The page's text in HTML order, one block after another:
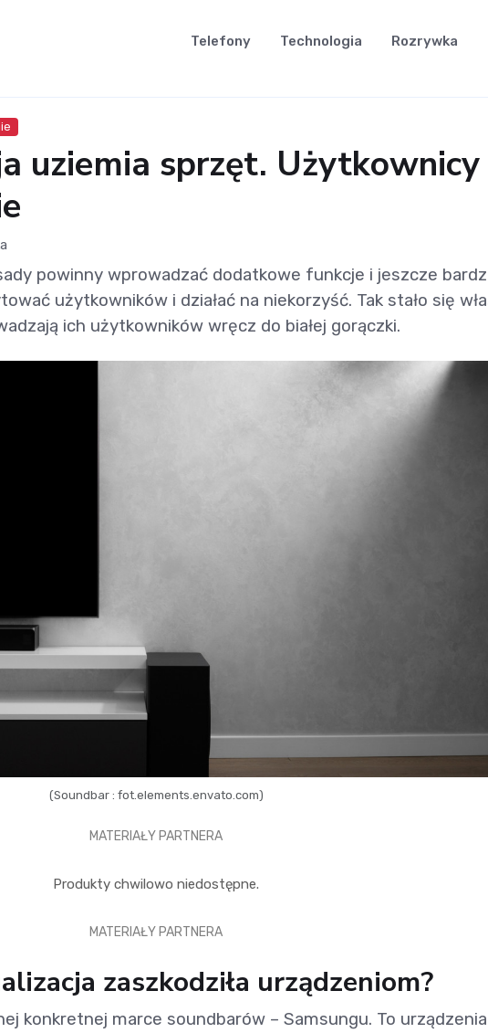
Telefony Technologia Rozrywka
uziemia sprzęt.
powinny wprowadzać dodatkowe funkcje i jeszcze
użytkowników i działać na niekorzyść. Tak stało się
ich użytkowników wręcz do białej gorączki.
(Soundbar : fot.elements.envato.com)
MATERIAŁY PARTNERA
Produkty chwilowo niedostępne.
MATERIAŁY PARTNERA
zaszkodziła urządzeniom?
konkretnej marce soundbarów – Samsungu. To